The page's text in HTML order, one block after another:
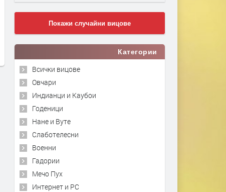
Покажи случайни вицове
Категории
Всички вицове
Овчари
Индианци и Каубои
Годеници
Нане и Вуте
Слаботелесни
Военни
Гадории
Мечо Пух
Интернет и PC